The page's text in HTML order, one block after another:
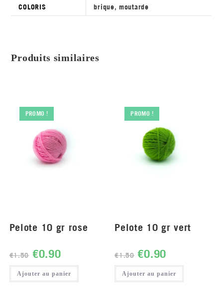
COLORIS brique,moutarde
Produits similaires
PROMO !
Pelote 10 gr rose
€1.50 €0.90
Ajouter au panier
PROMO !
Pelote 10 gr vert
€1.50 €0.90
Ajouter au panier